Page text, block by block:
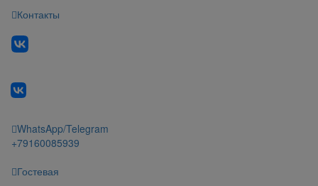
Контакты
WhatsApp/Telegram
+79160085939
Гостевая